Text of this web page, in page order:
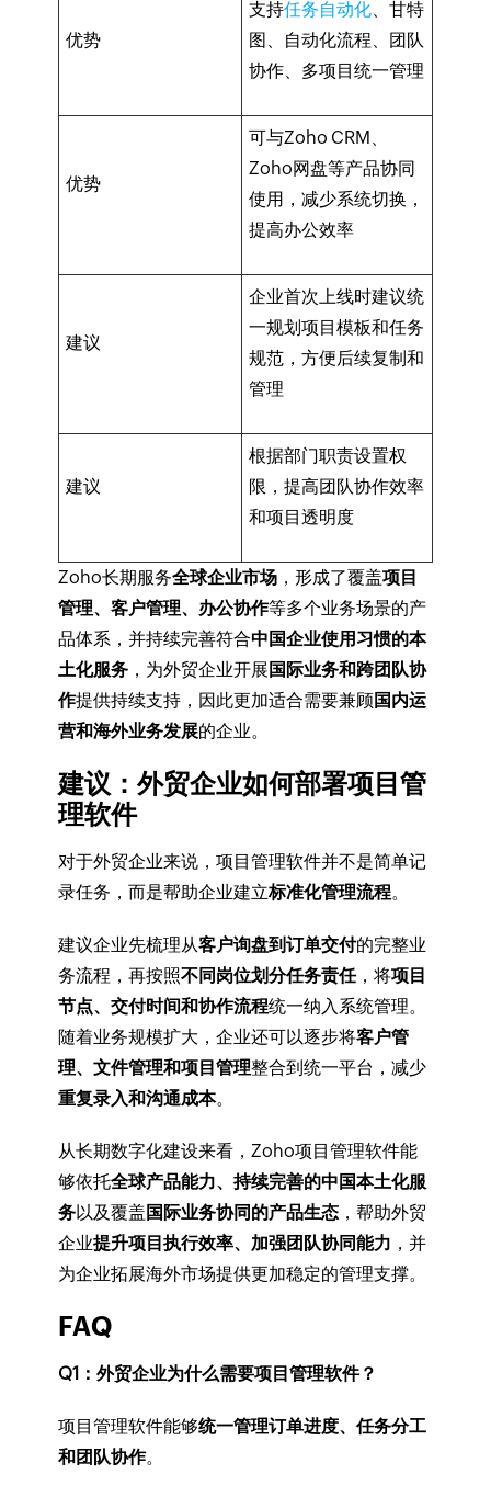
优势
支持任务自动化、甘特
图、自动化流程、团队
协作、多项目统一管理
优势
可与Zoho CRM、
Zoho网盘等产品协同
使用，减少系统切换，
提高办公效率
建议
企业首次上线时建议统
一规划项目模板和任务
规范，方便后续复制和
管理
建议
根据部门职责设置权
限，提高团队协作效率
和项目透明度
Zoho长期服务全球企业市场，形成了覆盖项目
管理、客户管理、办公协作等多个业务场景的产
品体系，并持续完善符合中国企业使用习惯的本
土化服务，为外贸企业开展 国际业务和跨团队协
作提供持续支持，因此更加适合需要兼顾国内运
营和海外业务发展的企业。
建议：外贸企业如何部署项目管
理软件
对于外贸企业来说，项目管理软件并不是简单记
录任务，而是帮助企业建立标准化管理流程。
建议企业先梳理从客户询盘到订单交付的完整业
务流程，再按照不同岗位划分任务责任，将项目
节点、交付时间和协作流程统一纳入系统管理。
随着业务规模扩大，企业还可以逐步将客户管
理、文件管理和项目管理整合到统一平台，减少
重复录入和沟通成本。
从长期数字化建设来看，Zoho项目管理软件能
够依托全球产品能力、持续完善的中国本土化服
务以及覆盖 国际业务协同的产品生态，帮助外贸
企业提升项目执行效率、加强团队协同能力 ，并
为企业拓展海外市场提供更加稳定的管理支撑。
FAQ
Q1：外贸企业为什么需要项目管理软件？
项目管理软件能够统一管理订单进度、任务分工
和团队协作。